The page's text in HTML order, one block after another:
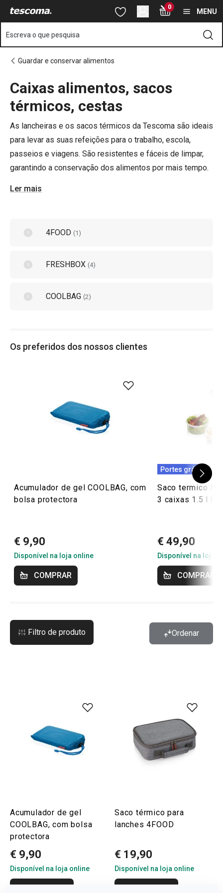
Está na página Lancheiras e sacos térmicos para Alimentos
Saltar para o conteúdo principal
Saltar para a pesquisa
Saltar para a navegação 0
MENU
Escreva o que pesquisa
Guardar e conservar alimentos
Caixas alimentos, sacos
térmicos, cestas
As lancheiras e os sacos térmicos da Tescoma são ideais
para levar as suas refeições para o trabalho, escola,
passeios e viagens. São resistentes e fáceis de limpar,
garantindo a conservação dos alimentos por mais tempo.
Ler mais
4FOOD (1 )
FRESHBOX (4)
COOLBAG (2)
Os preferidos dos nossos clientes
Acumulador de gel COOLBAG, com
bolsa protectora
€ 9,90
Disponível na loja online
COMPRAR
Portes grátis
Saco termico
3 caixas 1.5 l
€ 49,90
Disponível na loja
COMPRAR
Filtro de produto Ordenar
Acumulador de gel
COOLBAG, com bolsa
protectora
€ 9,90
Disponível na loja online
Saco térmico para
lanches 4FOOD
€ 19,90
Disponível na loja online